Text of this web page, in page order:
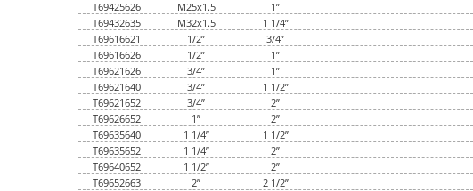
T69425626
M25x1.5 1”
T69432635
M32x1.5 1 1/4”
T69616621
1/2” 3/4”
T69616626
1/2” 1”
T69621626
3/4” 1”
T69621640
3/4” 1 1/2”
T69621652
3/4” 2”
T69626652
1” 2”
T69635640
1 1/4” 1 1/2”
T69635652
1 1/4” 2”
T69640652
1 1/2” 2”
T69652663
2” 2 1/2”